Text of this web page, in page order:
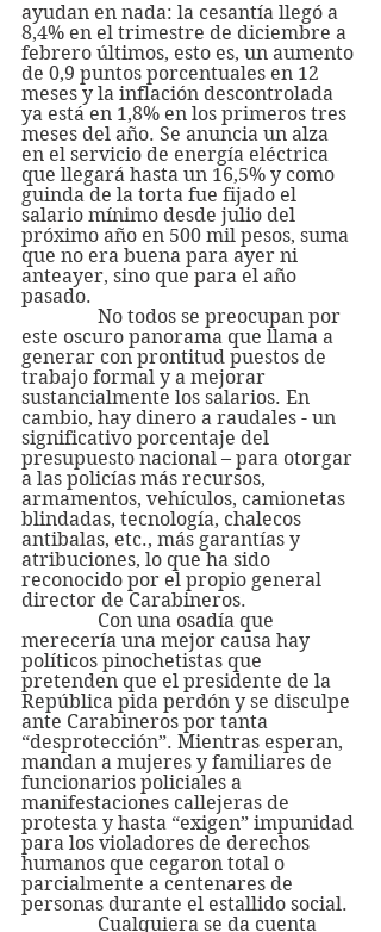
ayudan en nada: la cesantía llegó a
8,4% en el trimestre de diciembre a
febrero últimos, esto es, un aumento
de 0,9 puntos porcentuales en 12
meses y la inflación descontrolada
ya está en 1,8% en los primeros tres
meses del año. Se anuncia un alza
en el servicio de energía eléctrica
que llegará hasta un 16,5% y como
guinda de la torta fue fijado el
salario mínimo desde julio del
próximo año en 500 mil pesos, suma
que no era buena para ayer ni
anteayer, sino que para el año
pasado.
este oscuro panorama que llama a
generar con prontitud puestos de
trabajo formal y a mejorar
sustancialmente los salarios. En
cambio, hay dinero a raudales - un
significativo porcentaje del
presupuesto nacional – para otorgar
a las policías más recursos,
armamentos, vehículos, camionetas
blindadas, tecnología, chalecos
antibalas, etc., más garantías y
atribuciones, lo que ha sido
reconocido por el propio general
director de Carabineros.
merecería una mejor causa hay
políticos pinochetistas que
pretenden que el presidente de la
República pida perdón y se disculpe
ante Carabineros por tanta
“desprotección”. Mientras esperan,
mandan a mujeres y familiares de
funcionarios policiales a
manifestaciones callejeras de
protesta y hasta “exigen” impunidad
para los violadores de derechos
humanos que cegaron total o
parcialmente a centenares de
personas durante el estallido social.